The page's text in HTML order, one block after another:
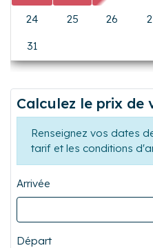
24 25 26
31
Calculez le prix de
Renseignez vos dates
tarif et les conditions
Arrivée
Départ